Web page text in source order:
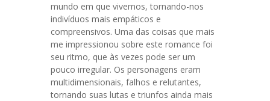
mundo em que vivemos, tornando-nos
indivíduos mais empáticos e
compreensivos. Uma das coisas que mais
me impressionou sobre este romance foi
seu ritmo, que às vezes pode ser um
pouco irregular. Os personagens eram
multidimensionais, falhos e relutantes,
tornando suas lutas e triunfos ainda mais